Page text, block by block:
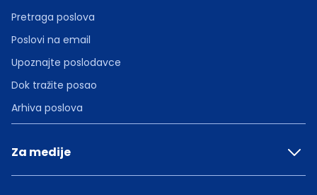
Pretraga poslova
Poslovi na email
Upoznajte poslodavce
Dok tražite posao
Arhiva poslova
Za medije